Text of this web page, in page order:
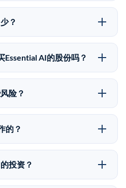
？
，因为它是一家私有公司。最
轮融资。 二级市场上的Pre-
AI的股份吗？
填写本页表单或在
达对Essential AI股份的投资
是FINRA注册的经纪交易
过5亿美元的另类投资。
险？
。Essential AI的股份流动性
以快速出售。不存在确定的
。私有公司的估值在融资轮
者应在投资前咨询其财务顾
的？
资者通过二级市场平台从现有
或其他持有人）处购买股
促成这些交易，代表双方处
投资？
出途径：在二级市场将股份出